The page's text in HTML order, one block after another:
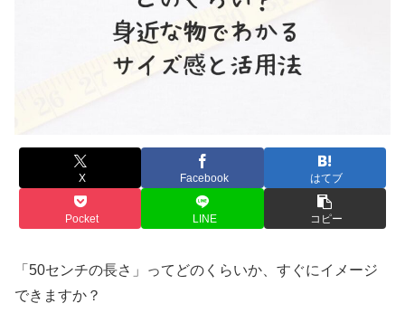
X Facebook はてブ
Pocket LINE コピー
「50センチの長さ」ってどのくらいか、すぐにイメージ
できますか？